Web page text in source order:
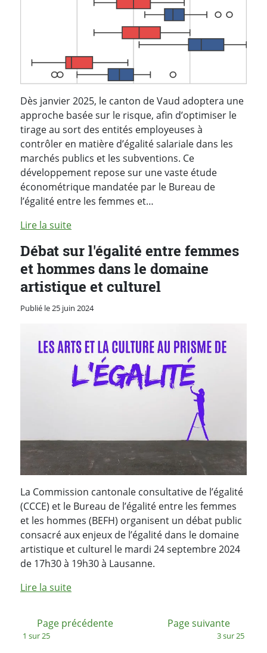
Dès janvier 2025, le canton de Vaud adoptera une
approche basée sur le risque, afin d’optimiser le
tirage au sort des entités employeuses à
contrôler en matière d’égalité salariale dans les
marchés publics et les subventions. Ce
développement repose sur une vaste étude
économétrique mandatée par le Bureau de
l’égalité entre les femmes et…
Lire la suite
Débat sur l'égalité entre femmes
et hommes dans le domaine
artistique et culturel
Publié le 25 juin 2024
La Commission cantonale consultative de l’égalité
(CCCE) et le Bureau de l’égalité entre les femmes
et les hommes (BEFH) organisent un débat public
consacré aux enjeux de l’égalité dans le domaine
artistique et culturel le mardi 24 septembre 2024
de 17h30 à 19h30 à Lausanne.
Lire la suite
Page précédente:
1 sur 25
Page suivante
3 sur 25